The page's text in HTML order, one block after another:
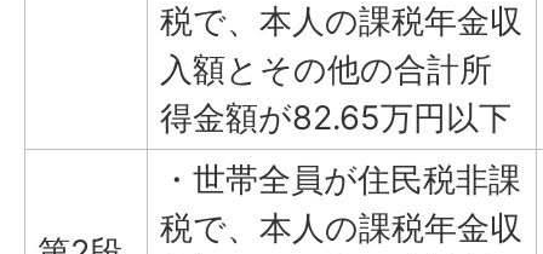
税で、本人の課税年金収
入額とその他の合計所
得金額が82.65万円以下
・世帯全員が住民税非課
税で、本人の課税年金収